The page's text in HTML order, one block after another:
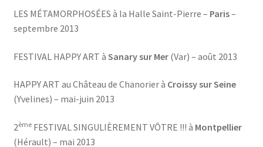
LES MÉTAMORPHOSÉES à la Halle Saint-Pierre – Paris–
septembre 2013
FESTIVAL HAPPY ART à Sanary sur Mer(Var) – août 2013
HAPPY ART au Château de Chanorier à Croissy sur Seine
(Yvelines) – mai-juin 2013
2èmeFESTIVAL SINGULIÈREMENT VÔTRE !!! à Montpellier
(Hérault) – mai 2013